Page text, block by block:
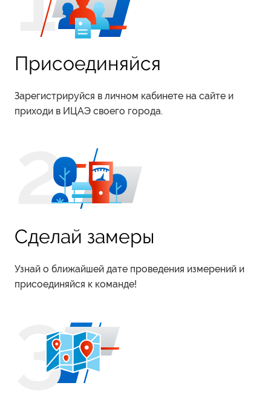
Присоединяйся
Зарегистрируйся в личном кабинете на сайте и
приходи в ИЦАЭ своего города.
Сделай замеры
Узнай о ближайшей дате проведения измерений и
присоединяйся к команде!